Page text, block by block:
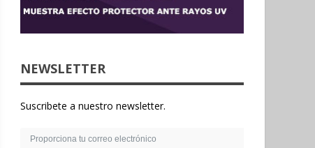
NEWSLETTER
Suscribete a nuestro newsletter.